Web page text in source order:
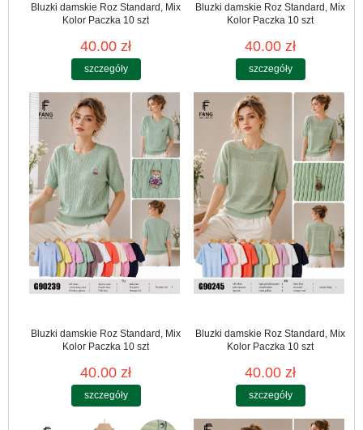
Bluzki damskie Roz Standard, Mix
Kolor Paczka 10 szt
40.00 zł
szczegóły
Bluzki damskie Roz Standard, Mix
Kolor Paczka 10 szt
40.00 zł
szczegóły
Bluzki damskie Roz Standard, Mix
Kolor Paczka 10 szt
40.00 zł
szczegóły
Bluzki damskie Roz Standard, Mix
Kolor Paczka 10 szt
40.00 zł
szczegóły